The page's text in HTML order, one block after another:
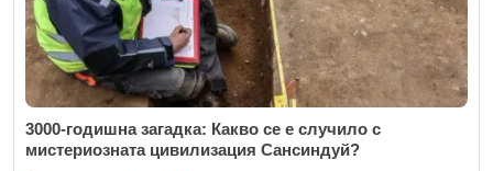
3000-годишна загадка: Какво се е случило с
мистериозната цивилизация Сансиндуй?